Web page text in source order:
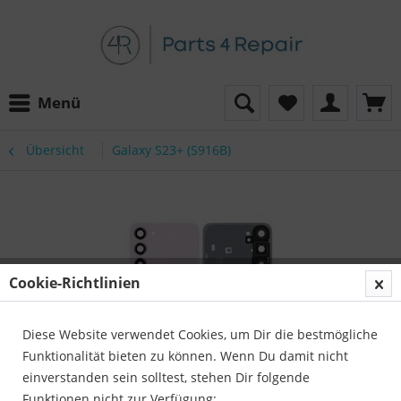
Menü
Übersicht Galaxy S23+ (S916B)
Cookie-Richtlinien
Diese Website verwendet Cookies, um Dir die bestmögliche
Funktionalität bieten zu können. Wenn Du damit nicht
einverstanden sein solltest, stehen Dir folgende